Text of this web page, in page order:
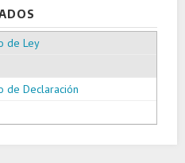
de Ley
de Declaración